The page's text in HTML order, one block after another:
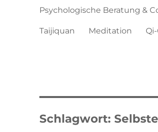
Psychologische Beratung &
Taijiquan Meditation
Schlagwort: